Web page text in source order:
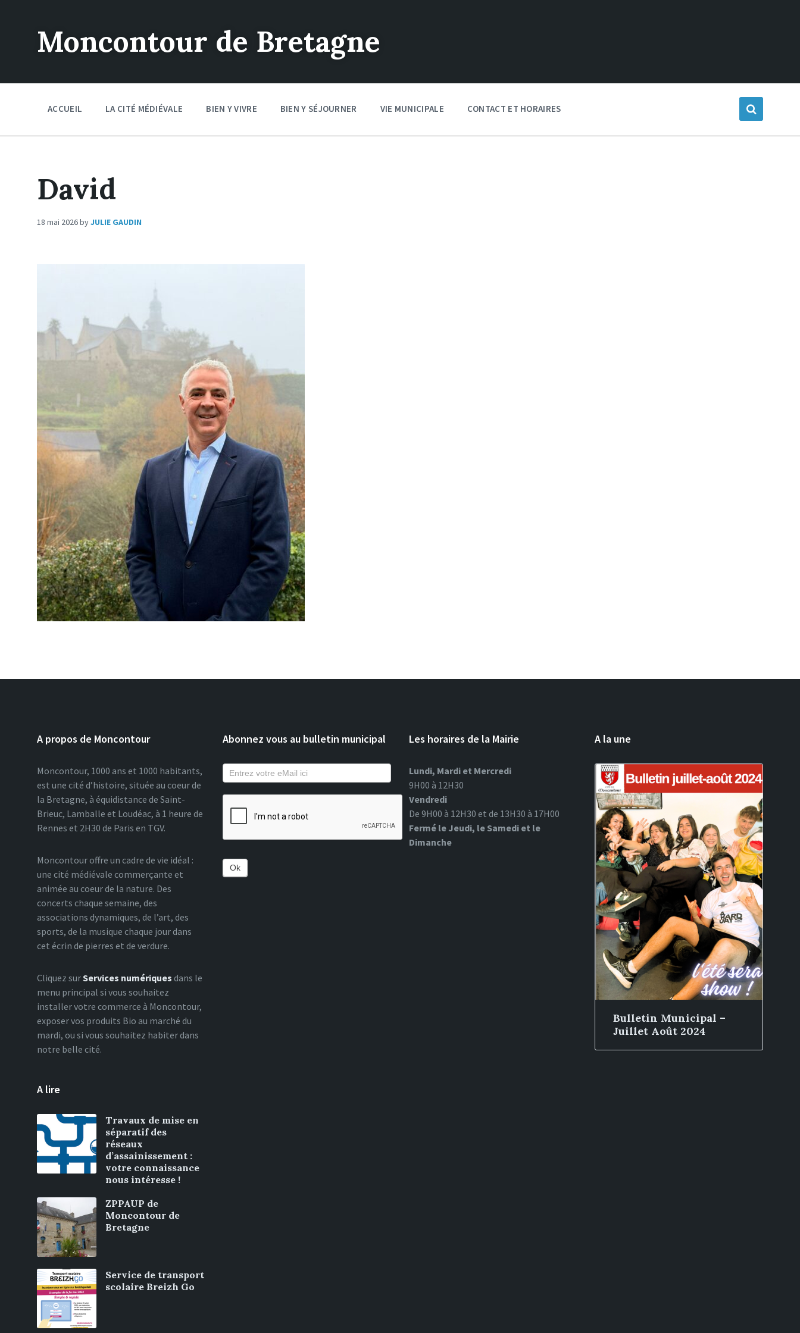
Moncontour de Bretagne
ACCUEIL LA CITÉ MÉDIÉVALE BIEN Y VIVRE BIEN Y SÉJOURNER VIE MUNICIPALE CONTACT ET HORAIRES
David
18 mai 2026byJULIE GAUDIN
A propos de Moncontour
Moncontour, 1000 ans et 1000 habitants,
est une cité d’histoire, située au coeur de
la Bretagne, à équidistance de Saint-
Brieuc, Lamballe et Loudéac, à 1 heure de
Rennes et 2H30 de Paris en TGV.
Moncontour offre un cadre de vie idéal :
une cité médiévale commerçante et
animée au coeur de la nature. Des
concerts chaque semaine, des
associations dynamiques, de l’art, des
sports, de la musique chaque jour dans
cet écrin de pierres et de verdure.
Cliquez surServices numériques dans le
menu principal si vous souhaitez
installer votre commerce à Moncontour,
exposer vos produits Bio au marché du
mardi, ou si vous souhaitez habiter dans
notre belle cité.
Abonnez vous au bulletin municipal
Ok
Les horaires de la Mairie
Lundi, Mardi et Mercredi
9H00 à 12H30
Vendredi
De 9H00 à 12H30 et de 13H30 à 17H00
Fermé le Jeudi, le Samedi et le
Dimanche
A la une
Bulletin Municipal –
Juillet Août 2024
A lire
Travaux de mise en
séparatif des
réseaux
d’assainissement :
votre connaissance
nous intéresse !
ZPPAUP de
Moncontour de
Bretagne
Service de transport
scolaire Breizh Go